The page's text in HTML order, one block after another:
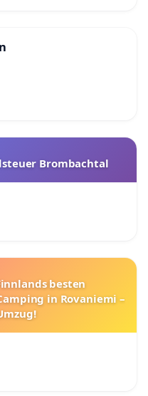
Brombachtal
besten
in Rovaniemi –